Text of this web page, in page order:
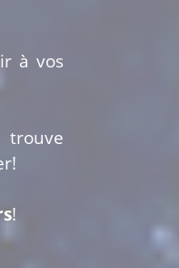
à vos
trouve
!